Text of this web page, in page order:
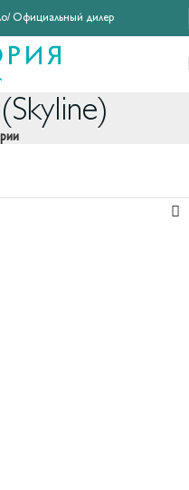
Официальный дилер